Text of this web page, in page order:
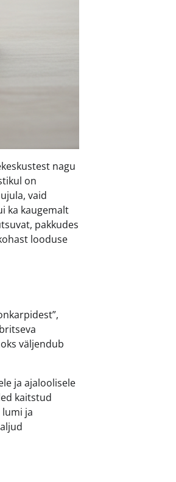
nagu
on
vaid
ka kaugemalt
pakkudes
looduse
väljendub
ja ajaloolisele
kaitstud
ja